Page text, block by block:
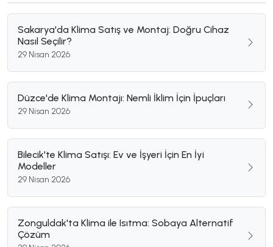
Sakarya'da Klima Satış ve Montaj: Doğru Cihaz
Nasıl Seçilir?
29 Nisan 2026
Düzce'de Klima Montajı: Nemli İklim İçin İpuçları
29 Nisan 2026
Bilecik'te Klima Satışı: Ev ve İşyeri İçin En İyi
Modeller
29 Nisan 2026
Zonguldak'ta Klima ile Isıtma: Sobaya Alternatif
Çözüm